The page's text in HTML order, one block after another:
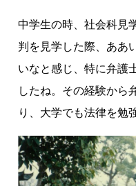
中学生の時、社会科見
判を見学した際、ああ
いなと感じ、特に弁護
したね。その経験から
り、大学でも法律を勉